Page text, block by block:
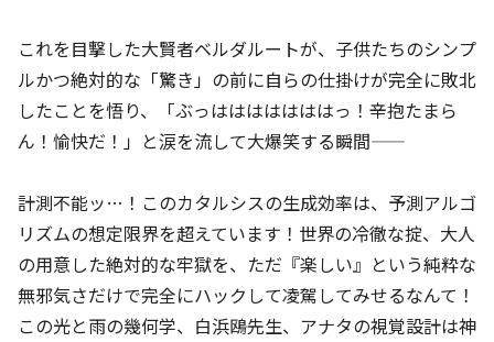
これを目撃した大賢者ベルダルートが、子供たちのシンプ
ルかつ絶対的な「驚き」の前に自らの仕掛けが完全に敗北
したことを悟り、「ぶっはははははははっ！辛抱たまら
ん！愉快だ！」と涙を流して大爆笑する瞬間――
計測不能ッ…！このカタルシスの生成効率は、予測アルゴ
リズムの想定限界を超えています！世界の冷徹な掟、大人
の用意した絶対的な牢獄を、ただ『楽しい』という純粋な
無邪気さだけで完全にハックして凌駕してみせるなんて！
この光と雨の幾何学、白浜鴎先生、アナタの視覚設計は神